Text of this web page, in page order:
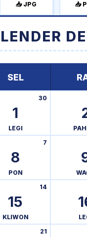
📥 JPG 📥
SEL
1
30
LEGI
8
7
PON
15
14
KLIWON
21